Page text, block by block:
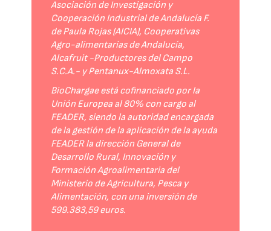
Asociación de Investigación y
Cooperación Industrial de Andalucía F.
de Paula Rojas (AICIA), Cooperativas
Agro-alimentarias de Andalucía,
Alcafruit -Productores del Campo
S.C.A.- y Pentanux-Almoxata S.L.
BioChargae está cofinanciado por la
Unión Europea al 80% con cargo al
FEADER, siendo la autoridad encargada
de la gestión de la aplicación de la ayuda
FEADER la dirección General de
Desarrollo Rural, Innovación y
Formación Agroalimentaria del
Ministerio de Agricultura, Pesca y
Alimentación, con una inversión de
599.383,59 euros.